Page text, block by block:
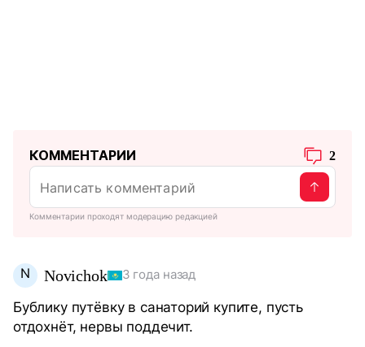
КОММЕНТАРИИ 2
Комментарии проходят модерацию редакцией
N Novichok 3 года назад
Бублику путёвку в санаторий купите, пусть
отдохнёт, нервы поддечит.